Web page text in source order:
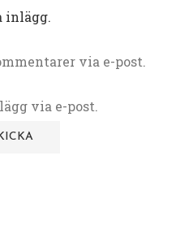
inlägg.
via e-post.
via e-post.